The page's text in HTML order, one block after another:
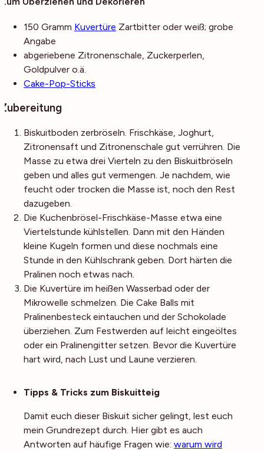
150 Gramm Kuvertüre Zartbitter oder weiß; grobe
Angabe
abgeriebene Zitronenschale, Zuckerperlen,
Goldpulver o.ä.
Cake-Pop-Sticks
Zubereitung
Biskuitboden zerbröseln. Frischkäse, Joghurt,
Zitronensaft und Zitronenschale gut verrühren. Die
Masse zu etwa drei Vierteln zu den Biskuitbröseln
geben und alles gut vermengen. Je nachdem, wie
feucht oder trocken die Masse ist, noch den Rest
dazugeben.
Die Kuchenbrösel-Frischkäse-Masse etwa eine
Viertelstunde kühlstellen. Dann mit den Händen
kleine Kugeln formen und diese nochmals eine
Stunde in den Kühlschrank geben. Dort härten die
Pralinen noch etwas nach.
Die Kuvertüre im heißen Wasserbad oder der
Mikrowelle schmelzen. Die Cake Balls mit
Pralinenbesteck eintauchen und der Schokolade
überziehen. Zum Festwerden auf leicht eingeöltes
oder ein Pralinengitter setzen. Bevor die Kuvertüre
hart wird, nach Lust und Laune verzieren.
Tipps & Tricks zum Biskuitteig
Damit euch dieser Biskuit sicher gelingt, lest euch
mein Grundrezept durch. Hier gibt es auch
Antworten auf häufige Fragen wie: warum wird